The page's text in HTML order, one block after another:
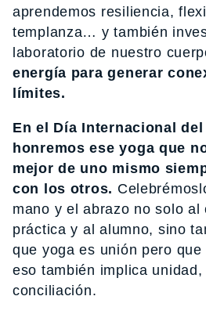
aprendemos resiliencia,
templanza… y también
laboratorio de nuestro
energía para generar
límites.
En el Día Internacional del
honremos ese yoga que
mejor de uno mismo
con los otros.
mano y el abrazo no solo al
práctica y al alumno, sino
que yoga es unión pero
eso también implica
conciliación.